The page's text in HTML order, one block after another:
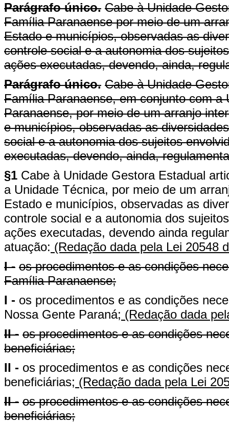
Parágrafo único. Cabe à Unidade
Família Paranaense por meio de um
Estado e municípios, observadas as
controle social e a autonomia dos
ações executadas, devendo, ainda,
Parágrafo único. Cabe à Unidade
Família Paranaense, em conjunto com
Paranaense, por meio de um arranjo
e municípios, observadas as
social e a autonomia dos sujeitos
executadas, devendo, ainda,
§1 Cabe à Unidade Gestora Estadual
a Unidade Técnica, por meio de um
Estado e municípios, observadas as
controle social e a autonomia dos
ações executadas, devendo ainda
atuação: (Redação dada pela Lei 20548
I - os procedimentos e as condições
Família Paranaense;
I - os procedimentos e as condições
Nossa Gente Paraná; (Redação dada
II - os procedimentos e as condições
beneficiárias;
II - os procedimentos e as condições
beneficiárias; (Redação dada pela Lei
II - os procedimentos e as condições
beneficiárias;